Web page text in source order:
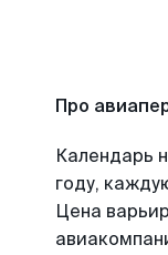
Про
Календарь
году,
Цена